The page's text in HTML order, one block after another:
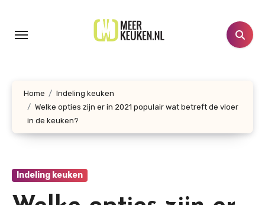
inhoud
Home
Indeling keuken
Welke opties zijn er in 2021 populair wat betreft de vloer
in de keuken?
Indeling keuken